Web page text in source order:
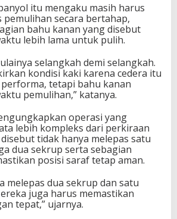
itu mengaku masih harus
pemulihan secara bertahap,
bahu kanan yang disebut
lebih lama untuk pulih.
selangkah demi selangkah.
kondisi kaki karena cedera itu
tetapi bahu kanan
pemulihan,” katanya.
operasi yang
lebih kompleks dari perkiraan
tidak hanya melepas satu
dua sekrup serta sebagian
posisi saraf tetap aman.
melepas dua sekrup dan satu
juga harus memastikan
tepat,” ujarnya.